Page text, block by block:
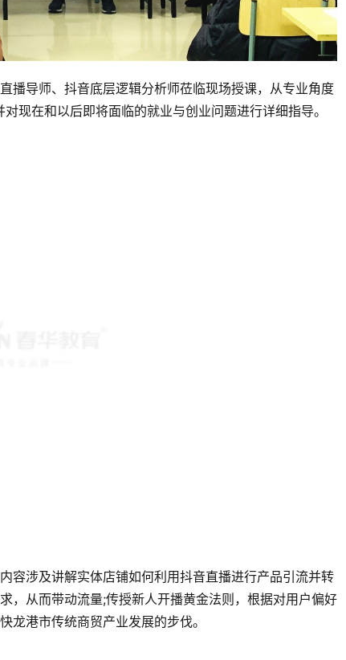
播导师、抖音底层逻辑分析师莅临现场授课，从专业角度
现在和以后即将面临的就业与创业问题进行详细指导。
从而带动流量;传授新人开播黄金法则，根据对用户偏好
龙港市传统商贸产业发展的步伐。